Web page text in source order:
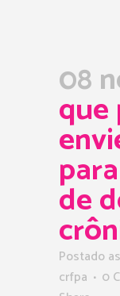
08
que
de
Postado
crfpa
0